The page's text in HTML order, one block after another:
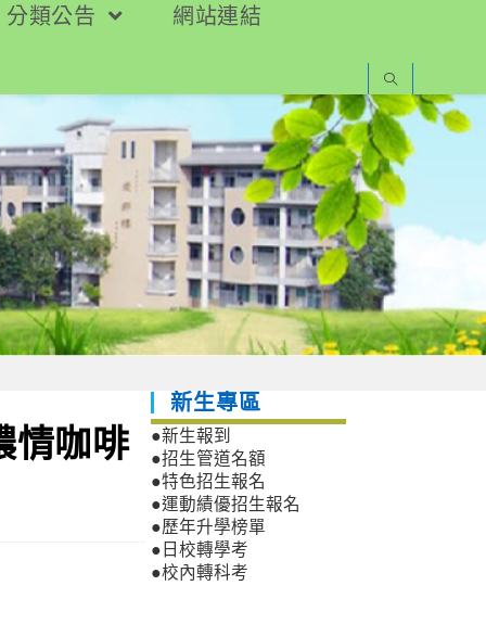
分類公告
網站連結
情咖啡
新生專區
●新生報到
●招生管道名額
●特色招生報名
●運動績優招生報名
●歷年升學榜單
●日校轉學考
●校內轉科考